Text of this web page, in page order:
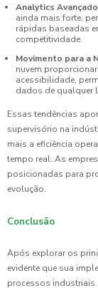
Analytics
ainda mais forte,
rápidas baseadas
competitividade.
Movimento para a
nuvem
acessibilidade,
dados de qualquer
Essas tendências
supervisório na
mais a eficiência
tempo real. As
posicionadas para
evolução.
Conclusão
Após explorar os
evidente que sua
processos industriais.